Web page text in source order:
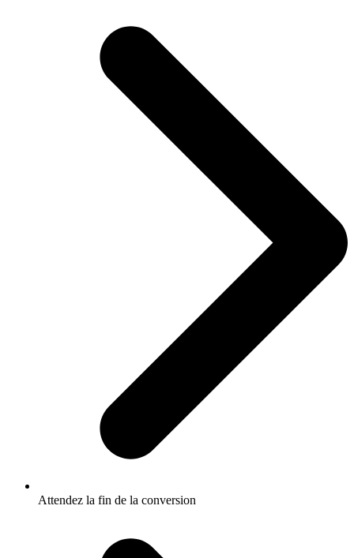
Attendez la fin de la conversion